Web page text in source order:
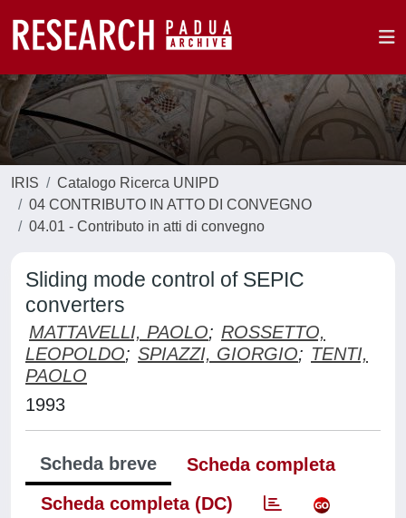
IRIS
Catalogo Ricerca UNIPD
04 CONTRIBUTO IN ATTO DI CONVEGNO
04.01 - Contributo in atti di convegno
Sliding mode control of SEPIC
converters
MATTAVELLI, PAOLO; ROSSETTO,
LEOPOLDO; SPIAZZI, GIORGIO; TENTI,
PAOLO
1993
Scheda breve
Scheda completa
Scheda completa (DC)